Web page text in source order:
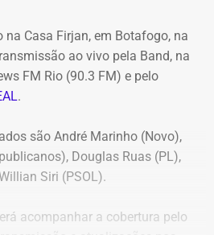
apontou uma série de
da concorrência
e concluiu que os problemas
do certame e, além
Obras e Agricultura e a empresa
entre a locação e a
na Casa Firjan, em Botafogo, na
ao vivo pela Band, na
FM Rio (90.3 FM) e pelo
.
são André Marinho (Novo),
Douglas Ruas (PL),
Siri (PSOL).
acompanhar a cobertura pelo